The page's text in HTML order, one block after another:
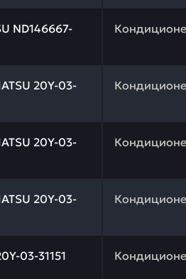
ND146667-
подбор. Упаковка
20Y-03-
подбор.
20Y-03-
подбор.
20Y-03-
подбор.
03-31151
подбор. Рамка